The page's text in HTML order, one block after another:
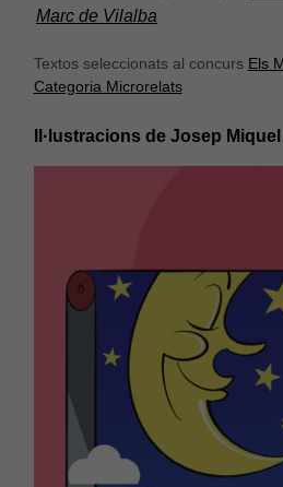
Marc de Vilalba
Textos seleccionats al concurs Els
Categoria Microrelats
Il·lustracions de Josep